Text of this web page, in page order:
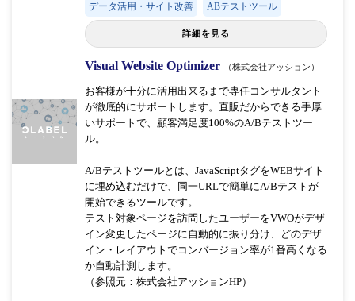
データ活用・サイト改善 ABテストツール
詳細を見る
Visual Website Optimizer （株式会社アッション）
お客様が十分に活用出来るまで専任コンサルタント
が徹底的にサポートします。直販だからできる手厚
いサポートで、顧客満足度100%のA/Bテストツー
ル。
A/Bテストツールとは、JavaScriptタグをWEBサイト
に埋め込むだけで、同一URLで簡単にA/Bテストが
開始できるツールです。
テスト対象ページを訪問したユーザーをVWOがデザ
イン変更したページに自動的に振り分け、どのデザ
イン・レイアウトでコンバージョン率が1番高くなる
か自動計測します。
（参照元：株式会社アッションHP）